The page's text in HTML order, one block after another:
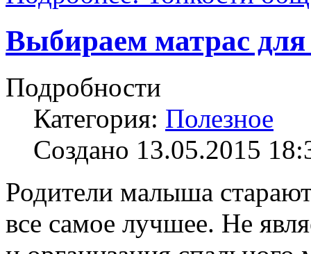
Выбираем матрас
Подробности
Категория: Полезное
Создано 13.05.2015
Родители малыша
все самое лучшее. Не